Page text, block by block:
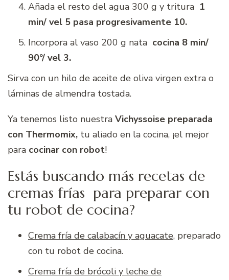
Añada el resto del agua 300 g y tritura 1
min/ vel 5 pasa progresivamente 10.
Incorpora al vaso 200 g nata cocina 8 min/
90º/ vel 3.
Sirva con un hilo de aceite de oliva virgen extra o
láminas de almendra tostada.
Ya tenemos listo nuestra Vichyssoise preparada
con Thermomix, tu aliado en la cocina, ¡el mejor
para cocinar con robot!
Estás buscando más recetas de
cremas frías para preparar con
tu robot de cocina?
Crema fría de calabacín y aguacate, preparado
con tu robot de cocina.
Crema fría de brócoli y leche de